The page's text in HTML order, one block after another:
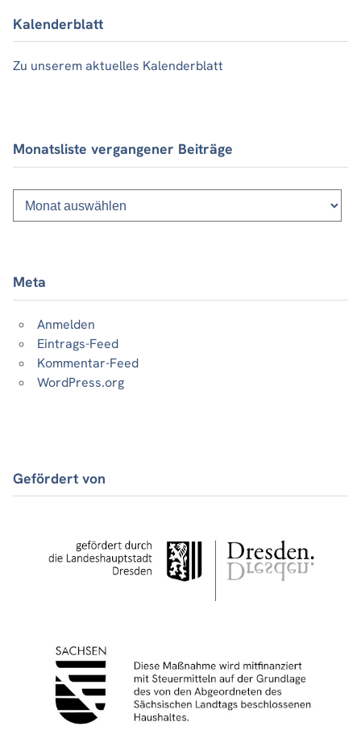
Kalenderblatt
Zu unserem aktuelles Kalenderblatt
Monatsliste vergangener Beiträge
Monatsliste
vergangener
Beiträge
Meta
Anmelden
Eintrags-Feed
Kommentar-Feed
WordPress.org
Gefördert von